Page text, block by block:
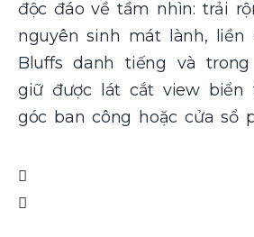
độc đáo về tầm nhìn: trải
nguyên sinh mát lành, liền
Bluffs danh tiếng và
giữ được lát cắt view biển
góc ban công hoặc cửa sổ